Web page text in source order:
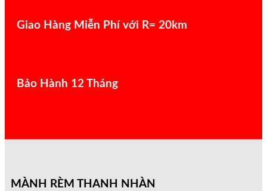
Giao Hàng Miễn Phí với R= 20km
Bảo Hành 12 Tháng
MÀNH RÈM THANH NHÀN